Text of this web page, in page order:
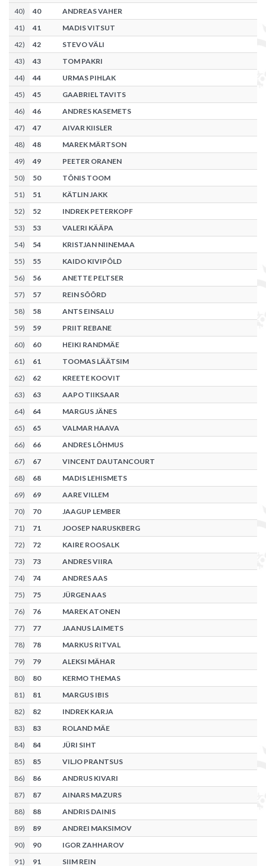
40) 40
ANDREAS VAHER
41) 41
MADIS VITSUT
42) 42
STEVO VÄLI
43) 43
TOM PAKRI
44) 44
URMAS PIHLAK
45) 45
GAABRIEL TAVITS
46) 46
ANDRES KASEMETS
47) 47
AIVAR KIISLER
48) 48
MAREK MÄRTSON
49) 49
PEETER ORANEN
50) 50
TÕNIS TOOM
51) 51
KÄTLIN JAKK
52) 52
INDREK PETERKOPF
53) 53
VALERI KÄÄPA
54) 54
KRISTJAN NIINEMAA
55) 55
KAIDO KIVIPÕLD
56) 56
ANETTE PELTSER
57) 57
REIN SÕÕRD
58) 58
ANTS EINSALU
59) 59
PRIIT REBANE
60) 60
HEIKI RANDMÄE
61) 61
TOOMAS LÄÄTSIM
62) 62
KREETE KOOVIT
63) 63
AAPO TIIKSAAR
64) 64
MARGUS JÄNES
65) 65
VALMAR HAAVA
66) 66
ANDRES LÕHMUS
67) 67
VINCENT DAUTANCOURT
68) 68
MADIS LEHISMETS
69) 69
AARE VILLEM
70) 70
JAAGUP LEMBER
71) 71
JOOSEP NARUSKBERG
72) 72
KAIRE ROOSALK
73) 73
ANDRES VIIRA
74) 74
ANDRES AAS
75) 75
JÜRGEN AAS
76) 76
MAREK ATONEN
77) 77
JAANUS LAIMETS
78) 78
MARKUS RITVAL
79) 79
ALEKSI MÄHAR
80) 80
KERMO THEMAS
81) 81
MARGUS IBIS
82) 82
INDREK KARJA
83) 83
ROLAND MÄE
84) 84
JÜRI SIHT
85) 85
VILJO PRANTSUS
86) 86
ANDRUS KIVARI
87) 87
AINARS MAZURS
88) 88
ANDRIS DAINIS
89) 89
ANDREI MAKSIMOV
90) 90
IGOR ZAHHAROV
91) 91 SIIM REIN